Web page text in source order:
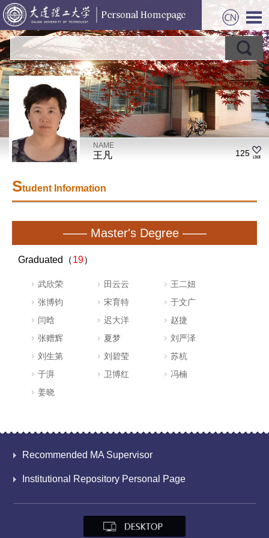
NAME
王凡 125
Student Information
—— Master's Degree ——
Graduated（19）
武欣荣 田云云
王二妞
张博钧
宋育特
于文广
闫晗
迟大洋
赵捷
张赠辉
夏梦
刘严泽
刘生第
刘碧莹
苏杭
于湃
卫博红
冯楠
姜晓
Recommended MA Supervisor
Institutional Repository Personal Page